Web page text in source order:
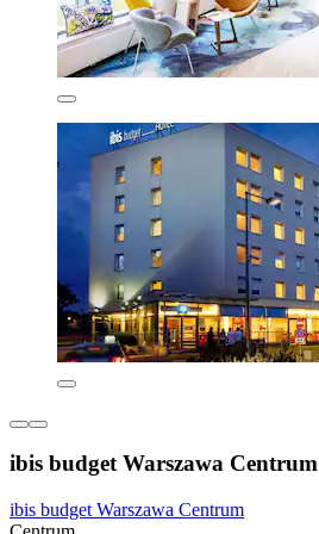
ibis budget Warszawa Centrum
ibis budget Warszawa Centrum